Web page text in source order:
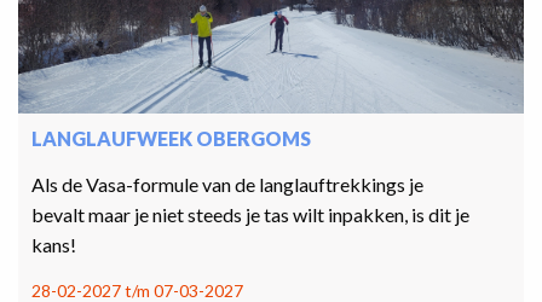
LANGLAUFWEEK OBERGOMS
Als de Vasa-formule van de langlauftrekkings je
bevalt maar je niet steeds je tas wilt inpakken, is dit je
kans!
28-02-2027 t/m 07-03-2027